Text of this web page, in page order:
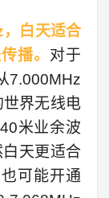
白天适合
播。 对于
7.000MHz
界无线电
米业余波
天更适合
可能开通